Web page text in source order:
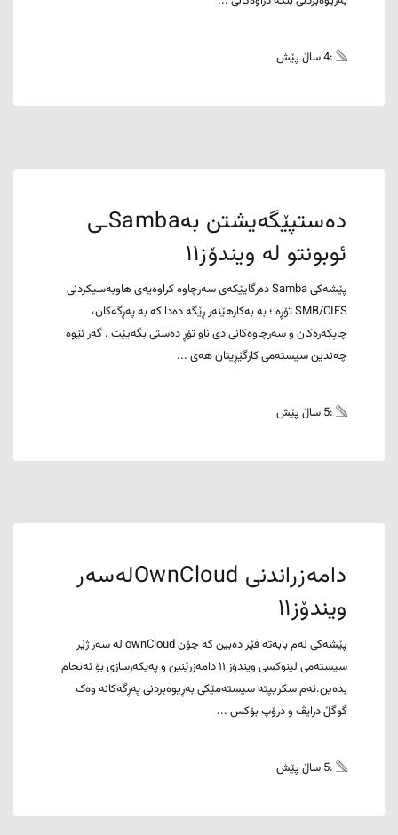
:4 ساڵ پێش
دەستپێگەیشتن بەSambaـی
ئوبونتو لە ویندۆز١١
پێشەکی Samba دەرگایێکەی سەرچاوە کراوەیەی هاوبەسیکردنی
SMB/CIFS تۆڕە ؛ بە بەکارهێنەر ڕێگە دەدا کە بە پەڕگەکان،
چاپکەرەکان و سەرچاوەکانی دی ناو تۆڕ دەستی بگەیێت . گەر ئێوە
چەندین سیستەمی کارگێڕیتان هەی ...
:5 ساڵ پێش
دامەزراندنی OwnCloudلەسەر
ویندۆز١١
پێشەکی لەم بابەتە فێر دەبین کە چۆن ownCloud لە سەر ژێر
سیستەمی لینوکسی ویندۆز ١١ دامەزرێنین و پەیکەرسازی بۆ ئەنجام
بدەین.ئەم سکریپتە سیستەمێکی بەڕیوەبردنی پەڕگەکانە وەک
گوگڵ درایڤ و درۆپ بۆکس ...
:5 ساڵ پێش